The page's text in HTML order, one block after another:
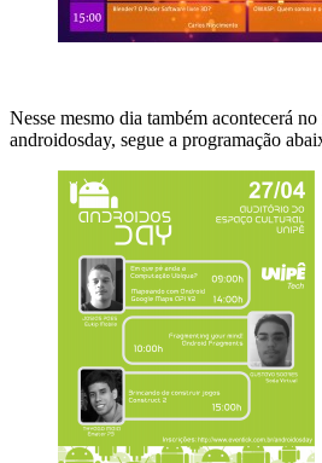
Nesse mesmo dia também acontecerá
androidosday, segue a programação